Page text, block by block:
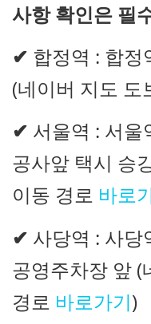
사항 확인은 필
✔ 합정역 : 합
(네이버 지도 도
✔ 서울역 : 서
공사앞 택시 승
이동 경로 바로
✔ 사당역 : 사
공영주차장 앞 (
경로 바로가기)